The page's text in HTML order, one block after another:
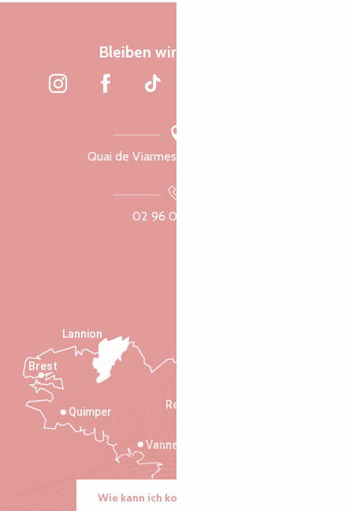
Bleiben wir verbunden
Quai de Viarmes, 22300 Lannion
02 96 05 60 70
Rennes
Vannes
Quimper
Lannion
Brest
Wie kann ich kommen?